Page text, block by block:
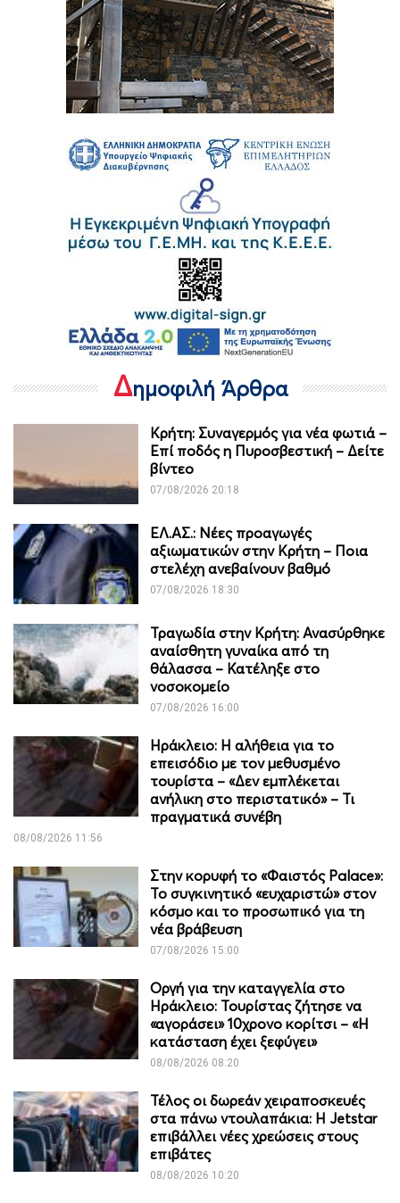
Δημοφιλή Άρθρα
Κρήτη: Συναγερμός για νέα φωτιά –
Επί ποδός η Πυροσβεστική – Δείτε
βίντεο
07/08/2026 20:18
ΕΛ.ΑΣ.: Νέες προαγωγές
αξιωματικών στην Κρήτη – Ποια
στελέχη ανεβαίνουν βαθμό
07/08/2026 18:30
Τραγωδία στην Κρήτη: Ανασύρθηκε
αναίσθητη γυναίκα από τη
θάλασσα – Κατέληξε στο
νοσοκομείο
07/08/2026 16:00
Ηράκλειο: Η αλήθεια για το
επεισόδιο με τον μεθυσμένο
τουρίστα – «Δεν εμπλέκεται
ανήλικη στο περιστατικό» – Τι
πραγματικά συνέβη
08/08/2026 11:56
Στην κορυφή το «Φαιστός Palace»:
Το συγκινητικό «ευχαριστώ» στον
κόσμο και το προσωπικό για τη
νέα βράβευση
07/08/2026 15:00
Οργή για την καταγγελία στο
Ηράκλειο: Τουρίστας ζήτησε να
«αγοράσει» 10χρονο κορίτσι – «Η
κατάσταση έχει ξεφύγει»
08/08/2026 08:20
Τέλος οι δωρεάν χειραποσκευές
στα πάνω ντουλαπάκια: Η Jetstar
επιβάλλει νέες χρεώσεις στους
επιβάτες
08/08/2026 10:20